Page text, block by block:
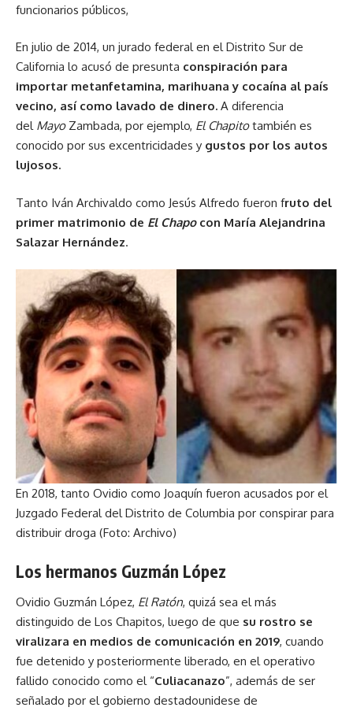
funcionarios públicos,
En julio de 2014, un jurado federal en el Distrito Sur de
California lo acusó de presunta conspiración para
importar metanfetamina, marihuana y cocaína al país
vecino, así como lavado de dinero. A diferencia
del MayoZambada, por ejemplo, El Chapitotambién es
conocido por sus excentricidades y gustos por los autos
lujosos.
Tanto Iván Archivaldo como Jesús Alfredo fueron fruto del
primer matrimonio de El Chapo con María Alejandrina
Salazar Hernández.
En 2018, tanto Ovidio como Joaquín fueron acusados por el
Juzgado Federal del Distrito de Columbia por conspirar para
distribuir droga (Foto: Archivo)
Los hermanos Guzmán López
Ovidio Guzmán López, El Ratón, quizá sea el más
distinguido de Los Chapitos, luego de que su rostro se
viralizara en medios de comunicación en 2019, cuando
fue detenido y posteriormente liberado, en el operativo
fallido conocido como el “Culiacanazo”, además de ser
señalado por el gobierno destadounidese de